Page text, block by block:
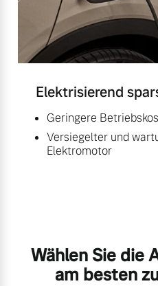
Elektrisierend
Geringere
Versiegelter und
Elektromotor
Wählen Sie die
am besten